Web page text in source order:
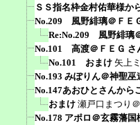
ＳＳ指名枠金村佑華様か
No.209 風野緋璃＠ＦＥ
Re:No.209 風野緋璃
No.101 高渡＠ＦＥＧ さ
No.101 おまけ 矢上
No.193 みぽりん＠神聖
No.147あおひとさんから
おまけ 瀬戸口まつり
No.178 アポロ＠玄霧藩